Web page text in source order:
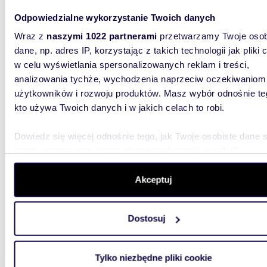
Odpowiedzialne wykorzystanie Twoich danych
Wraz z naszymi 1022 partnerami przetwarzamy Twoje
dane, np. adres IP, korzystając z takich technologii jak pliki
w celu wyświetlania spersonalizowanych reklam i treści,
analizowania tychże, wychodzenia naprzeciw oczekiwaniom
użytkowników i rozwoju produktów. Masz wybór odnośnie
kto używa Twoich danych i w jakich celach to robi.
Dowiedz się więcej odnośnie tego, jak Twoje osobiste dane
szczegółów. W Deklaracji plików cookie możesz zmienić
wycofać swoją zgodę w dowolnej chwili.
aby oferować funkcje społecznościowe i analizować ruch w
witrynie. Informacje o tym, jak korzystasz z naszej witryny,
analitycznym. Partnerzy mogą połączyć te informacje z
Akceptuj
Dostosuj
Tylko niezbędne pliki cookie
oferty
100m
260
Dom z